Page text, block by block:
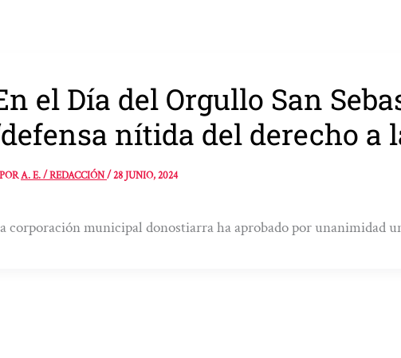
el Día del Orgullo San
nítida del derecho a
PORA. E. / REDACCIÓN/28 JUNIO, 2024
corporación municipal donostiarra ha aprobado por unanimidad